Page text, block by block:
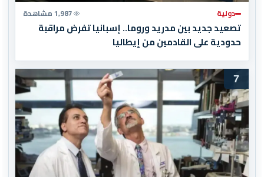
دولية 1,987 مشاهدة
تصعيد جديد بين مدريد وروما.. إسبانيا تفرض مراقبة
حدودية على القادمين من إيطاليا
7